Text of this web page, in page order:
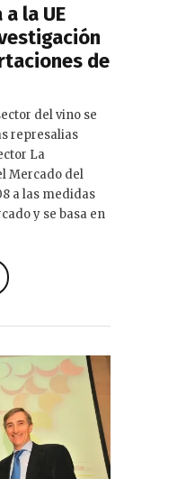
la UE
de
del vino se
represalias
La
Mercado del
a las medidas
y se basa en